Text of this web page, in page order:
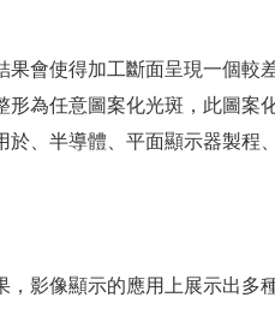
會使得加工斷面呈現一個較
為任意圖案化光斑，此圖案
、半導體、平面顯示器製程
影像顯示的應用上展示出多